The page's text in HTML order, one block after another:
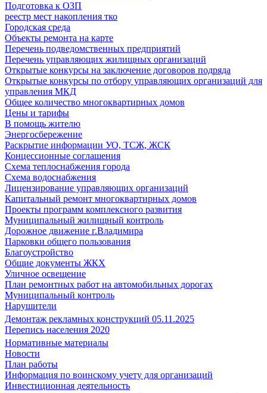
Подготовка к ОЗП
реестр мест накопления тко
Городская среда
Объекты ремонта на карте
Перечень подведомственных предприятий
Перечень управляющих жилищных организаций
Открытые конкурсы на заключение договоров подряда
Открытые конкурсы по отбору управляющих организаций для
управления МКД
Общее количество многоквартирных домов
Цены и тарифы
В помощь жителю
Энергосбережение
Раскрытие информации УО, ТСЖ, ЖСК
Концессионные соглашения
Схема теплоснабжения города
Схема водоснабжения
Лицензирование управляющих организаций
Капитальный ремонт многоквартирных домов
Проекты программ комплексного развития
Муниципальный жилищный контроль
Дорожное движение г.Владимира
Парковки общего пользования
Благоустройство
Общие документы ЖКХ
Уличное освещение
План ремонтных работ на автомобильных дорогах
Муниципальный контроль
Нарушители
Демонтаж рекламных конструкций 05.11.2025
Перепись населения 2020
Нормативные материалы
Новости
План работы
Информация по воинскому учету для организаций
Инвестиционная деятельность